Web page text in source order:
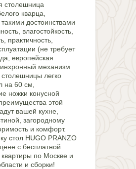
столешница
кварца,
достоинствами
влагостойкость,
практичность,
(не требует
европейская
механизм
легко
на 60 см,
ножки конусной
этой
вашей кухне,
загородному
и комфорт.
стол HUGO PRANZO
с бесплатной
квартиры по Москве и
и сборки!